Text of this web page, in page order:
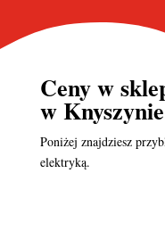
Ceny w
w Knyszynie
Poniżej znajdziesz
elektryką.